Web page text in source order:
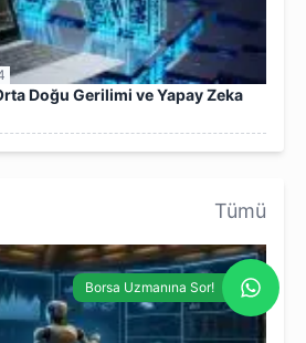
Doğu Gerilimi ve Yapay Zeka
Tümü
Borsa Uzmanına Sor!